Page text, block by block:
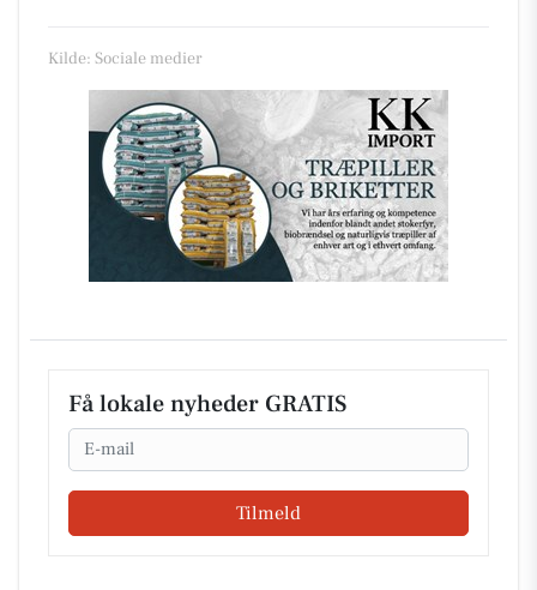
Kilde: Sociale medier
Få lokale nyheder GRATIS
Email
Tilmeld